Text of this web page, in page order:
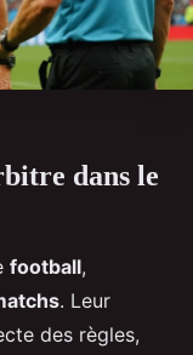
dans le
football,
. Leur
des règles,